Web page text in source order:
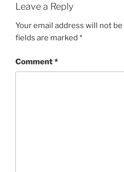
Leave a Reply
Your email address will not
fields are marked *
Comment*